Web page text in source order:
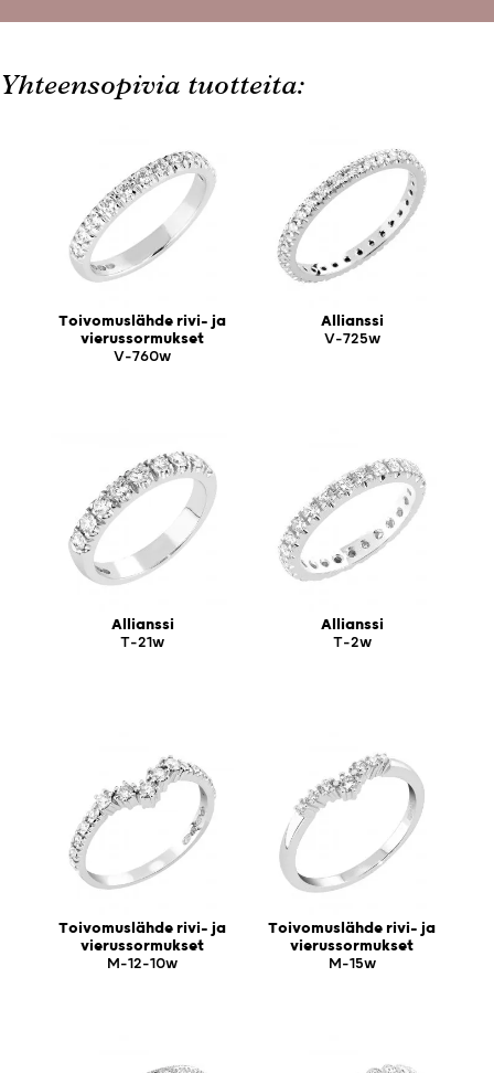
Yhteensopivia tuotteita:
Toivomuslähde rivi- ja
vierussormukset
V-760w
Allianssi
V-725w
Allianssi
T-21w
Allianssi
T-2w
Toivomuslähde rivi- ja
vierussormukset
M-12-10w
Toivomuslähde rivi- ja
vierussormukset
M-15w